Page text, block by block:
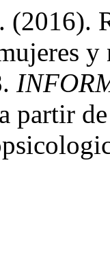
(2016).
partir de